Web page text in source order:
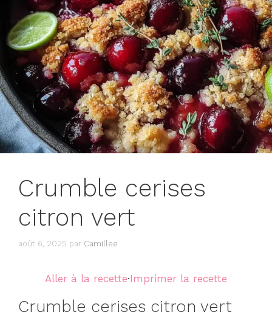
Crumble cerises
citron vert
août 6, 2025 par Camillee
Aller à la recette·Imprimer la recette
Crumble cerises citron vert